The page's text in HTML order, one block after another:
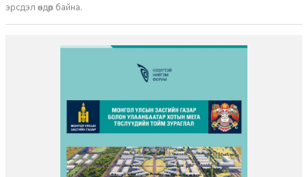
эрсдэл өндөр байна.